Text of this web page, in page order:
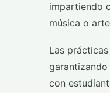
impartiendo
música o
Las
con